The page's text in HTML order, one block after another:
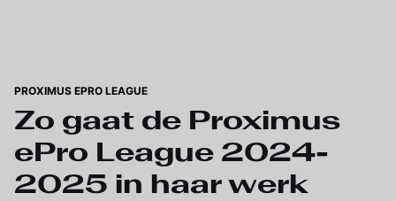
PROXIMUS EPRO LEAGUE
Zo gaat de Proximus
ePro League 2024-
2025 in haar werk